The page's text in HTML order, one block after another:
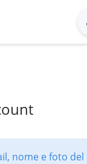
nome e foto